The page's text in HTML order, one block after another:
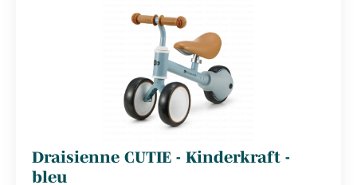
Draisienne CUTIE - Kinderkraft -
bleu